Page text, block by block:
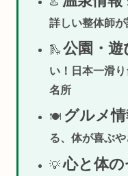
詳しい整体師
🛝公園・遊
い！日本一滑
名所
🍽️ グルメ
る、体が喜ぶ
💡心と体